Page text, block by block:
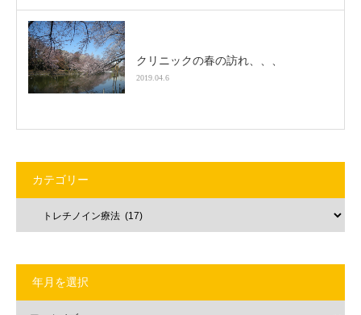
クリニックの春の訪れ、、、
2019.04.6
カテゴリー
年月を選択